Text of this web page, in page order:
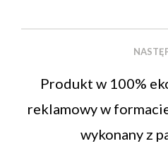
Produkt w 100%
reklamowy w
wykonany z